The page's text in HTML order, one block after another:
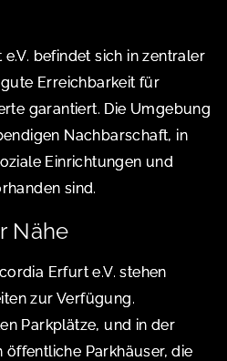
befindet sich in zentraler
Erreichbarkeit für
garantiert. Die Umgebung
Nachbarschaft, in
Einrichtungen und
sind.
Nähe
Erfurt e.V. stehen
zur Verfügung.
Parkplätze, und in der
Parkhäuser, die